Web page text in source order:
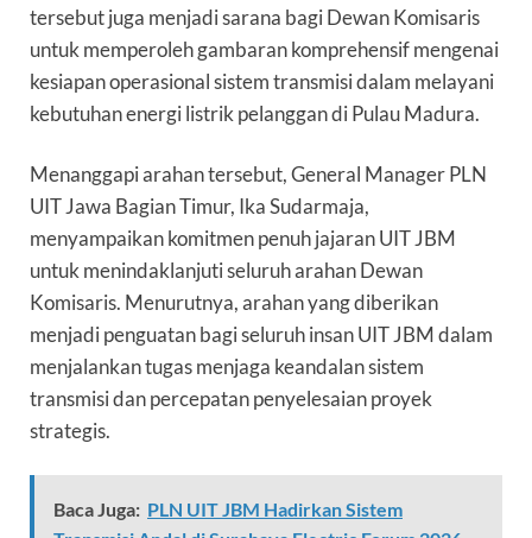
tersebut juga menjadi sarana bagi Dewan Komisaris
untuk memperoleh gambaran komprehensif mengenai
kesiapan operasional sistem transmisi dalam melayani
kebutuhan energi listrik pelanggan di Pulau Madura.
Menanggapi arahan tersebut, General Manager PLN
UIT Jawa Bagian Timur, Ika Sudarmaja,
menyampaikan komitmen penuh jajaran UIT JBM
untuk menindaklanjuti seluruh arahan Dewan
Komisaris. Menurutnya, arahan yang diberikan
menjadi penguatan bagi seluruh insan UIT JBM dalam
menjalankan tugas menjaga keandalan sistem
transmisi dan percepatan penyelesaian proyek
strategis.
Baca Juga: PLN UIT JBM Hadirkan Sistem